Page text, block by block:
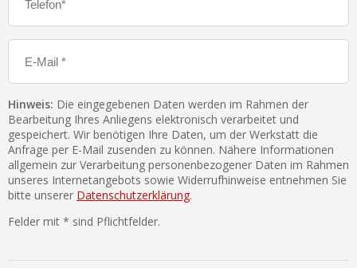
Hinweis: Die eingegebenen Daten werden im Rahmen der
Bearbeitung Ihres Anliegens elektronisch verarbeitet und
gespeichert. Wir benötigen Ihre Daten, um der Werkstatt die
Anfrage per E-Mail zusenden zu können. Nähere Informationen
allgemein zur Verarbeitung personenbezogener Daten im Rahmen
unseres Internetangebots sowie Widerrufhinweise entnehmen Sie
bitte unserer Datenschutzerklärung.
Felder mit * sind Pflichtfelder.